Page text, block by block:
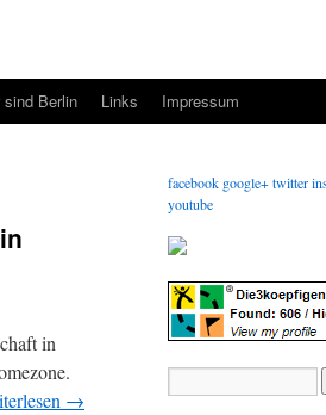
sind Berlin Links Impressum
in
→
facebook google+twitter
youtube